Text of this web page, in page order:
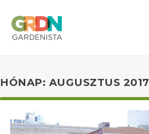
HÓNAP: AUGUSZTUS 2017